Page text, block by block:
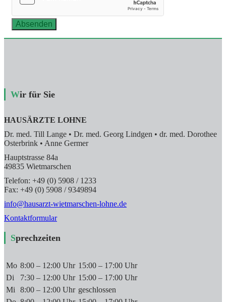
Absenden
Wir für Sie
HAUSÄRZTE LOHNE
Dr. med. Till Lange • Dr. med. Georg Lindgen • dr. med. Dorothee
Osterbrink • Anne Germer
Hauptstrasse 84a
49835 Wietmarschen
Telefon: +49 (0) 5908 / 1233
Fax: +49 (0) 5908 / 9349894
info@hausarzt-wietmarschen-lohne.de
Kontaktformular
Sprechzeiten
Mo 8:00 – 12:00 Uhr 15:00 – 17:00 Uhr
Di
7:30 – 12:00 Uhr 15:00 – 17:00 Uhr
Mi
8:00 – 12:00 Uhr geschlossen